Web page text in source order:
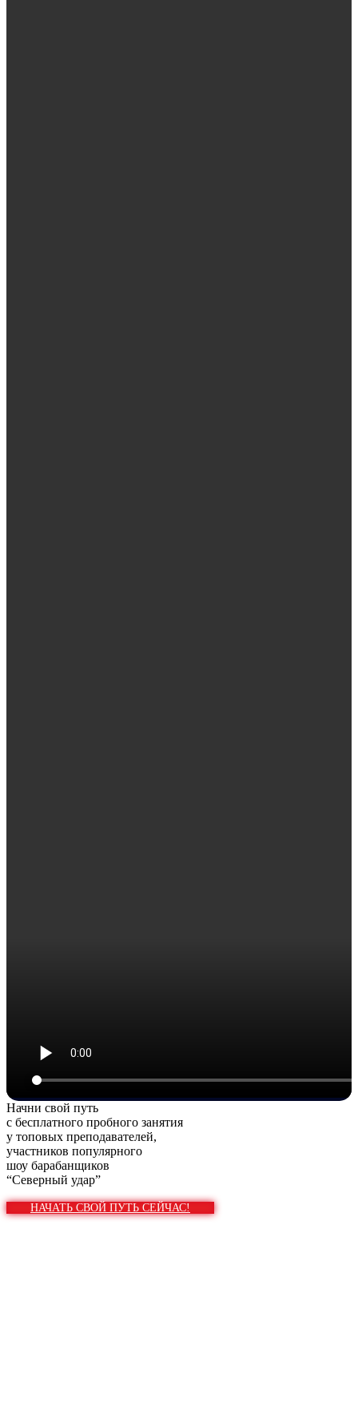
Начни свой путь
с бесплатного пробного занятия
у топовых преподавателей,
участников популярного
шоу барабанщиков
“Северный удар”
НАЧАТЬ СВОЙ ПУТЬ СЕЙЧАС!